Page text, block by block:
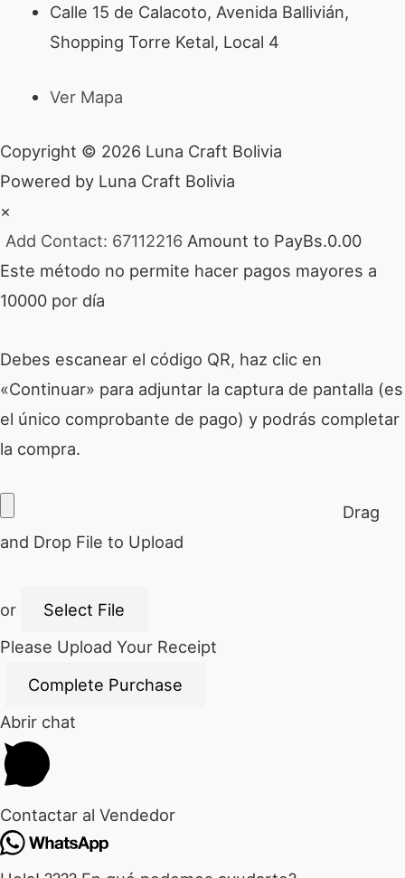
Calle 15 de Calacoto, Avenida Ballivián,
Shopping Torre Ketal, Local 4
Ver Mapa
Copyright © 2026 Luna Craft Bolivia
Powered by Luna Craft Bolivia
×
Add Contact: 67112216 Amount to PayBs.0.00
Este método no permite hacer pagos mayores a
10000 por día
Debes escanear el código QR, haz clic en
«Continuar» para adjuntar la captura de pantalla (es
el único comprobante de pago) y podrás completar
la compra.
Drag
and Drop File to Upload
or
Select File
Please Upload Your Receipt
Abrir chat
Contactar al Vendedor